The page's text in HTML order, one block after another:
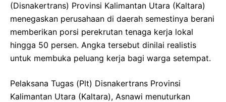
(Disnakertrans) Provinsi Kalimantan Utara (Kaltara)
menegaskan perusahaan di daerah semestinya berani
memberikan porsi perekrutan tenaga kerja lokal
hingga 50 persen. Angka tersebut dinilai realistis
untuk membuka peluang kerja bagi warga setempat.
Pelaksana Tugas (Plt) Disnakertrans Provinsi
Kalimantan Utara (Kaltara), Asnawi menuturkan